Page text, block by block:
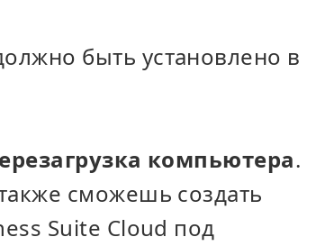
быть установлено в
компьютера.
сможешь создать
Suite Cloud под